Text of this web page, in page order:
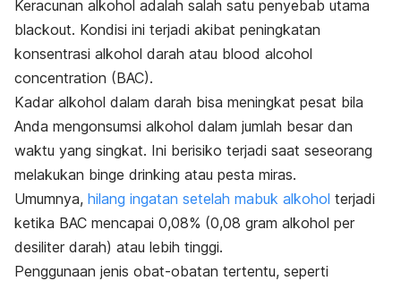
Keracunan alkohol adalah salah satu penyebab utama
blackout. Kondisi ini terjadi akibat peningkatan
konsentrasi alkohol darah atau blood alcohol
concentration (BAC).
Kadar alkohol dalam darah bisa meningkat pesat bila
Anda mengonsumsi alkohol dalam jumlah besar dan
waktu yang singkat. Ini berisiko terjadi saat seseorang
melakukan binge drinking atau pesta miras.
Umumnya, hilang ingatan setelah mabuk alkohol terjadi
ketika BAC mencapai 0,08% (0,08 gram alkohol per
desiliter darah) atau lebih tinggi.
Penggunaan jenis obat-obatan tertentu, seperti